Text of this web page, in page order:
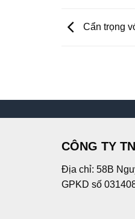
Cẩn trọng
CÔNG TY
Địa chỉ: 58B
GPKD số